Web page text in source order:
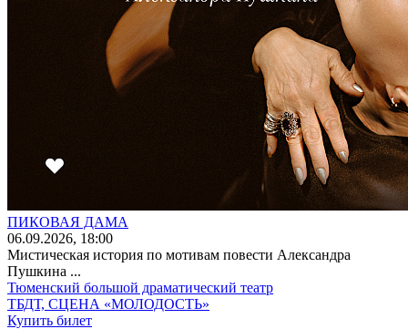
ПИКОВАЯ ДАМА
06.09.2026, 18:00
Мистическая история по мотивам повести Александра
Пушкина ...
Тюменский большой драматический театр
ТБДТ, СЦЕНА «МОЛОДОСТЬ»
Купить билет